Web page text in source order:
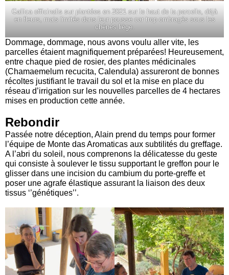
Gallica officinalis sur plantées en 2021 sur le haut de la parcelle, déjà
en fleurs, mais limités dans leur pousse car trop ombragés sous les
chênes liège.
Dommage, dommage, nous avons voulu aller vite, les
parcelles étaient magnifiquement préparées! Heureusement,
entre chaque pied de rosier, des plantes médicinales
(Chamaemelum recucita, Calendula) assureront de bonnes
récoltes justifiant le travail du sol et la mise en place du
réseau d’irrigation sur les nouvelles parcelles de 4 hectares
mises en production cette année.
Rebondir
Passée notre déception, Alain prend du temps pour former
l’équipe de Monte das Aromaticas aux subtilités du greffage.
A l’abri du soleil, nous comprenons la délicatesse du geste
qui consiste à soulever le tissu supportant le greffon pour le
glisser dans une incision du cambium du porte-greffe et
poser une agrafe élastique assurant la liaison des deux
tissus ‘’génétiques’’.